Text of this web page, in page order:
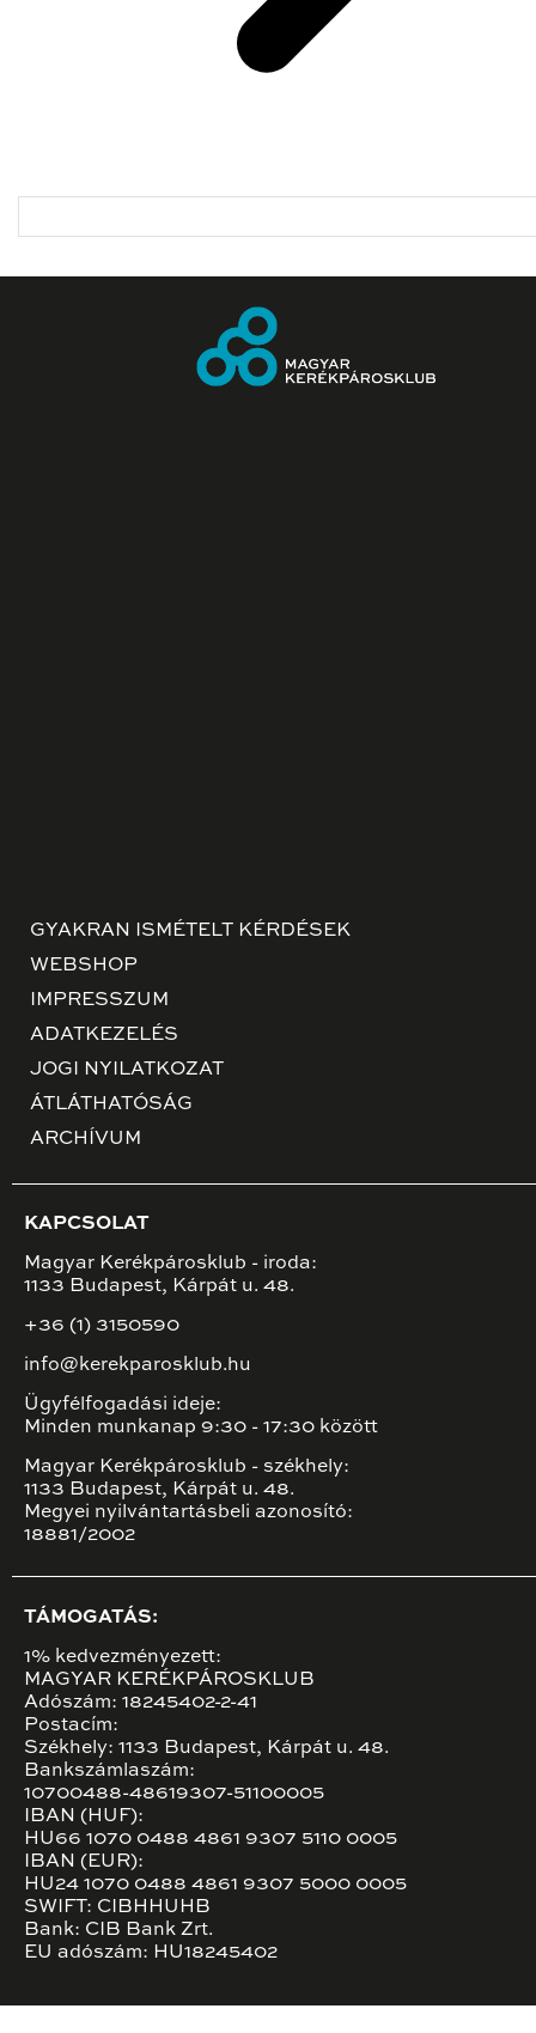
GYAKRAN ISMÉTELT KÉRDÉSEK
WEBSHOP
IMPRESSZUM
ADATKEZELÉS
JOGI NYILATKOZAT
ÁTLÁTHATÓSÁG
ARCHÍVUM
KAPCSOLAT
Magyar Kerékpárosklub - iroda:
1133 Budapest, Kárpát u. 48.
+36 (1) 3150590
info@kerekparosklub.hu
Ügyfélfogadási ideje:
Minden munkanap 9:30 - 17:30 között
Magyar Kerékpárosklub - székhely:
1133 Budapest, Kárpát u. 48.
Megyei nyilvántartásbeli azonosító:
18881/2002
TÁMOGATÁS:
1% kedvezményezett:
MAGYAR KERÉKPÁROSKLUB
Adószám: 18245402-2-41
Postacím:
Székhely: 1133 Budapest, Kárpát u. 48.
Bankszámlaszám:
10700488-48619307-51100005
IBAN (HUF):
HU66 1070 0488 4861 9307 5110 0005
IBAN (EUR):
HU24 1070 0488 4861 9307 5000 0005
SWIFT: CIBHHUHB
Bank: CIB Bank Zrt.
EU adószám: HU18245402